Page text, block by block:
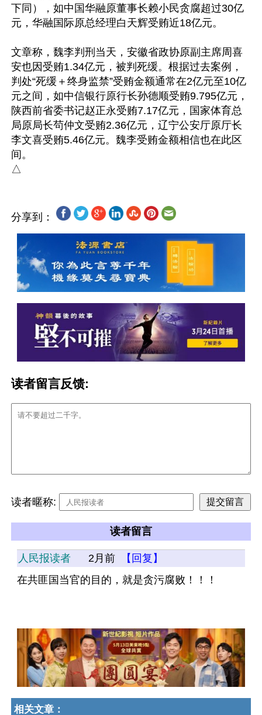
下同），如中国华融原董事长赖小民贪腐超过30亿
元，华融国际原总经理白天辉受贿近18亿元。
文章称，魏李判刑当天，安徽省政协原副主席周喜
安也因受贿1.34亿元，被判死缓。根据过去案例，
判处“死缓＋终身监禁”受贿金额通常在2亿元至10亿
元之间，如中信银行原行长孙德顺受贿9.795亿元，
陕西前省委书记赵正永受贿7.17亿元，国家体育总
局原局长茍仲文受贿2.36亿元，辽宁公安厅原厅长
李文喜受贿5.46亿元。魏李受贿金额相信也在此区
间。
分享到：
读者留言反馈:
读者暱称:
读者留言
人民报读者 2月前
【回复】
在共匪国当官的目的，就是贪污腐败！！！
相关文章：